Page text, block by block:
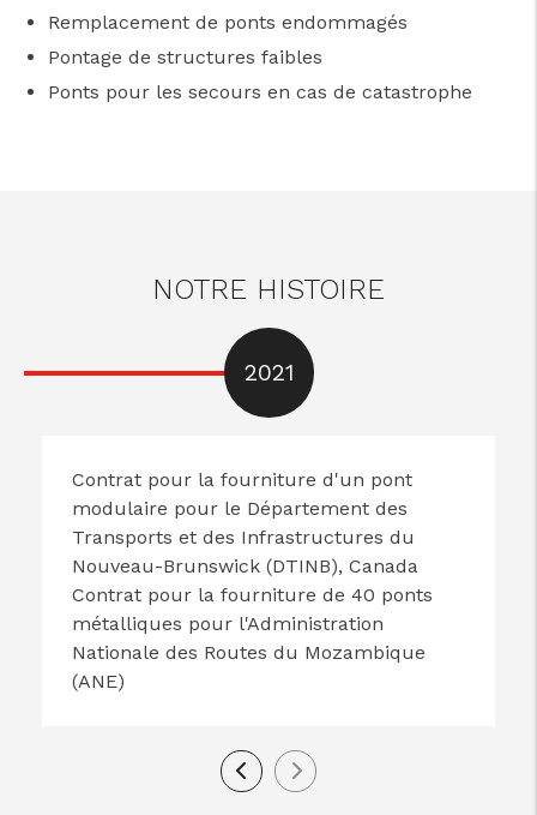
Remplacement de ponts endommagés
Pontage de structures faibles
Ponts pour les secours en cas de catastrophe
NOTRE HISTOIRE
2021
Contrat pour la fourniture d'un pont
modulaire pour le Département des
Transports et des Infrastructures du
Nouveau-Brunswick (DTINB), Canada
Contrat pour la fourniture de 40 ponts
métalliques pour l'Administration
Nationale des Routes du Mozambique
(ANE)